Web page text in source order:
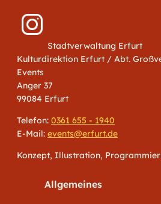
Stadtverwaltung Erfurt
Kulturdirektion Erfurt / Abt.
Events
Anger 37
99084 Erfurt
Telefon: 0361 655 - 1940
E-Mail: events@erfurt.de
Konzept, Illustration,
Allgemeines